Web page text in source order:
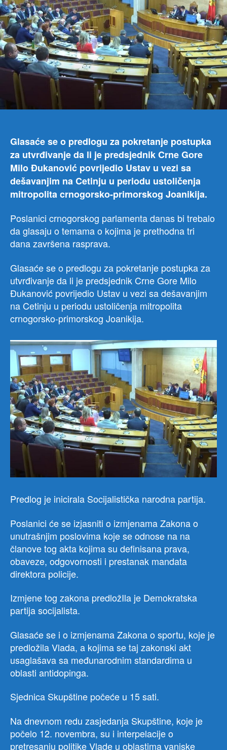
i
Glasaće se o predlogu za pokretanje postupka
za utvrđivanje da li je predsjednik Crne Gore
Milo Đukanović povrijedio Ustav u vezi sa
dešavanjim na Cetinju u periodu ustoličenja
mitropolita crnogorsko-primorskog Joanikija.
Poslanici crnogorskog parlamenta danas bi trebalo
da glasaju o temama o kojima je prethodna tri
dana završena rasprava.
Glasaće se o predlogu za pokretanje postupka za
utvrđivanje da li je predsjednik Crne Gore Milo
Đukanović povrijedio Ustav u vezi sa dešavanjim
na Cetinju u periodu ustoličenja mitropolita
crnogorsko-primorskog Joanikija.
Predlog je inicirala Socijalistička narodna partija.
Poslanici će se izjasniti o izmjenama Zakona o
unutrašnjim poslovima koje se odnose na na
članove tog akta kojima su definisana prava,
obaveze, odgovornosti i prestanak mandata
direktora policije.
Izmjene tog zakona predložIla je Demokratska
partija socijalista.
Glasaće se i o izmjenama Zakona o sportu, koje je
predložila Vlada, a kojima se taj zakonski akt
usaglašava sa međunarodnim standardima u
oblasti antidopinga.
Sjednica Skupštine počeće u 15 sati.
Na dnevnom redu zasjedanja Skupštine, koje je
počelo 12. novembra, su i interpelacije o
pretresanju politike Vlade u oblastima vanjske